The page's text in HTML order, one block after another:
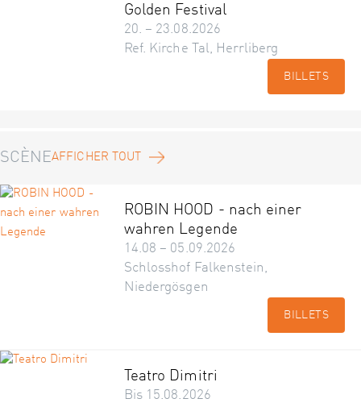
Golden Festival
20. – 23.08.2026
Ref. Kirche Tal, Herrliberg
BILLETS
SCÈNEAFFICHER TOUT
ROBIN HOOD - nach einer
wahren Legende
14.08 – 05.09.2026
Schlosshof Falkenstein,
Niedergösgen
BILLETS
Teatro Dimitri
Bis 15.08.2026